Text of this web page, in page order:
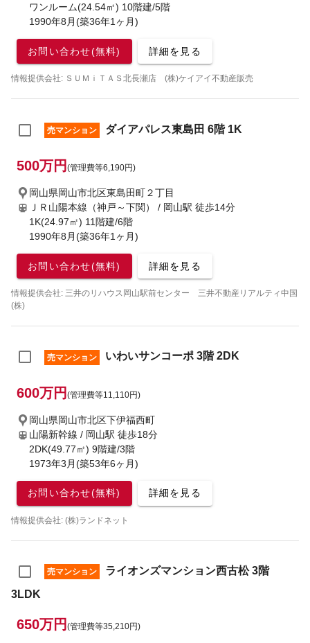
ワンルーム(24.54㎡) 10階建/5階
1990年8月(築36年1ヶ月)
お問い合わせ(無料) 詳細を見る
情報提供会社: ＳＵＭｉＴＡＳ北長瀬店 (株)ケイアイ不動産販売
売マンション ダイアパレス東島田 6階 1K
500万円 (管理費等6,190円)
岡山県岡山市北区東島田町２丁目
ＪＲ山陽本線（神戸～下関） / 岡山駅 徒歩14分
1K(24.97㎡) 11階建/6階
1990年8月(築36年1ヶ月)
お問い合わせ(無料) 詳細を見る
情報提供会社: 三井のリハウス岡山駅前センター 三井不動産リアルティ中国
(株)
売マンション いわいサンコーポ 3階 2DK
600万円 (管理費等11,110円)
岡山県岡山市北区下伊福西町
山陽新幹線 / 岡山駅 徒歩18分
2DK(49.77㎡) 9階建/3階
1973年3月(築53年6ヶ月)
お問い合わせ(無料) 詳細を見る
情報提供会社: (株)ランドネット
売マンション
ライオンズマンション西古松 3階
3LDK
650万円 (管理費等35,210円)